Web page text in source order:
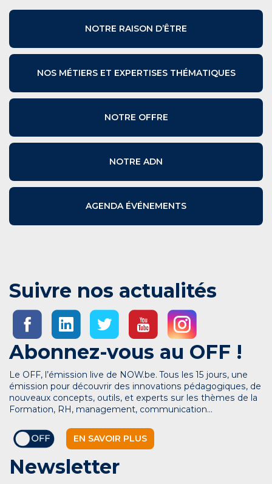
NOTRE RAISON D’ÊTRE
NOS MÉTIERS ET EXPERTISES THÉMATIQUES
NOTRE OFFRE
NOTRE ADN
AGENDA ÉVÉNEMENTS
Suivre nos actualités
Abonnez-vous au OFF !
Le OFF, l’émission live de NOW.be. Tous les 15 jours, une
émission pour découvrir des innovations pédagogiques, de
nouveaux concepts, outils, et experts sur les thèmes de la
Formation, RH, management, communication…
EN SAVOIR PLUS
Newsletter